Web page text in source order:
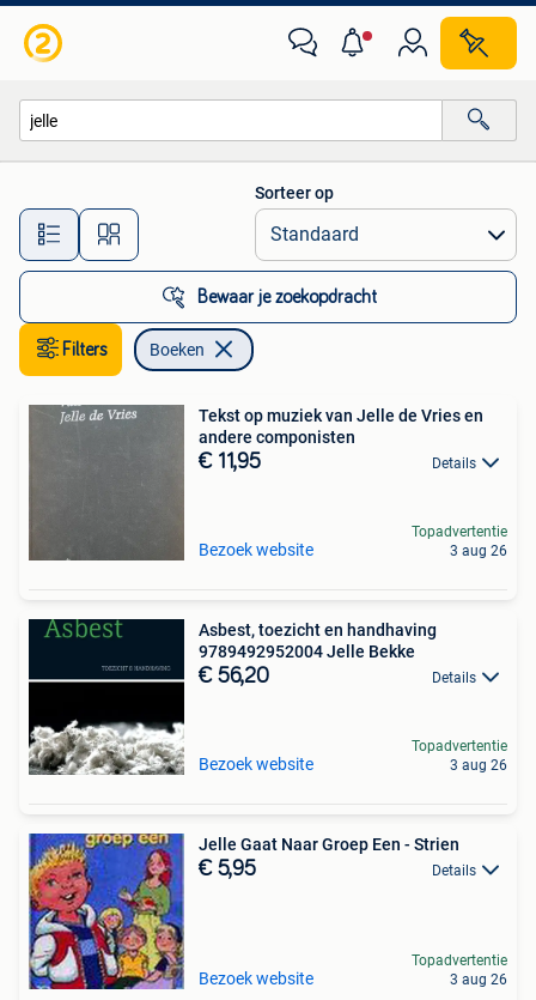
Alle afstanden…
Sorteer op
Bewaar je zoekopdracht
Filters Boeken
Tekst op muziek van Jelle de Vries en
andere componisten
€ 11,95 Details
Bezoek website
Topadvertentie
3 aug 26
Asbest, toezicht en handhaving
9789492952004 Jelle Bekke
€ 56,20 Details
Bezoek website
Topadvertentie
3 aug 26
Jelle Gaat Naar Groep Een - Strien
€ 5,95 Details
Bezoek website
Topadvertentie
3 aug 26